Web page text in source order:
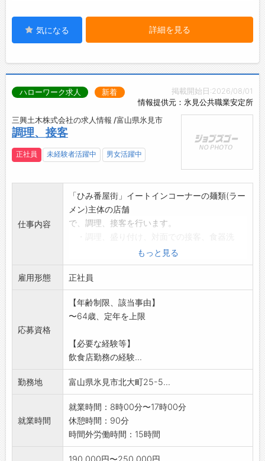
気になる 詳細を見る
掲載開始日:2026/08/01
情報提供元：氷見公共職業安定所
ハローワーク求人 新着
三興土木株式会社の求人情報 /富山県氷見市
調理、接客
正社員 未経験者活躍中 男女活躍中
仕事内容
「ひみ番屋街」イートインコーナーの麺類(ラー
メン)主体の店舗
で、調理、接客を行います。
・毎日の売上集計作業(Excel入力)、食材在庫
管理、発注
業務など
※店舗スタッフと業務を分担します。
◎食券券売機がある為、レジ作業はありません
更なし】
※面接希望の方はハローワークから『紹介状』
の交付を
受けて下さい。
もっと見る
雇用形態 正社員
応募資格
【年齢制限、該当事由】
〜64歳、定年を上限
【必要な経験等】
飲食店勤務の経験...
勤務地 富山県氷見市北大町25-5...
就業時間
就業時間：8時00分〜17時00分
休憩時間：90分
時間外労働時間：15時間
190,000円〜250,000円